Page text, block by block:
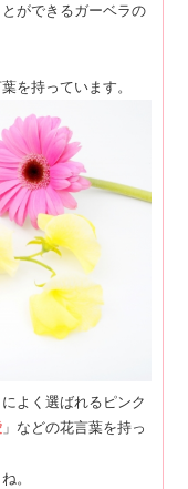
ができるガーベラの
を持っています。
よく選ばれるピンク
」などの花言葉を持っ
。